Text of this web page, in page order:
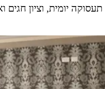
תעסוקה יומית, וציון חגים